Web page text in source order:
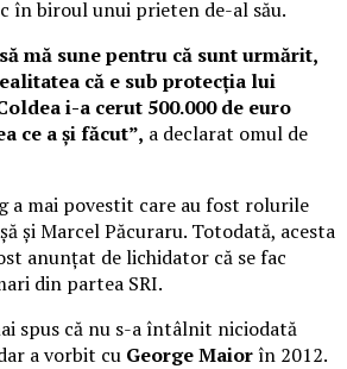
în biroul unui prieten de-al său.
mă sune pentru că sunt urmărit,
că e sub protecţia lui
i-a cerut 500.000 de euro
ce a şi făcut”, a declarat omul de
a mai povestit care au fost rolurile
și Marcel Păcuraru. Totodată, acesta
anunțat de lichidator că se fac
din partea SRI.
spus că nu s-a întâlnit niciodată
a vorbit cu George Maiorîn 2012.